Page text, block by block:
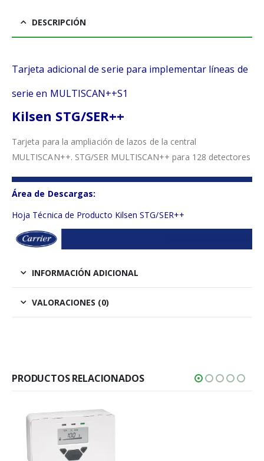
DESCRIPCIÓN
Tarjeta adicional de serie para implementar líneas de
serie en MULTISCAN++S1
Kilsen STG/SER++
Tarjeta para la ampliación de lazos de la central
MULTISCAN++. STG/SER MULTISCAN++ para 128 detectores
Área de Descargas:
Hoja Técnica de Producto Kilsen STG/SER++
INFORMACIÓN ADICIONAL
VALORACIONES (0)
PRODUCTOS RELACIONADOS